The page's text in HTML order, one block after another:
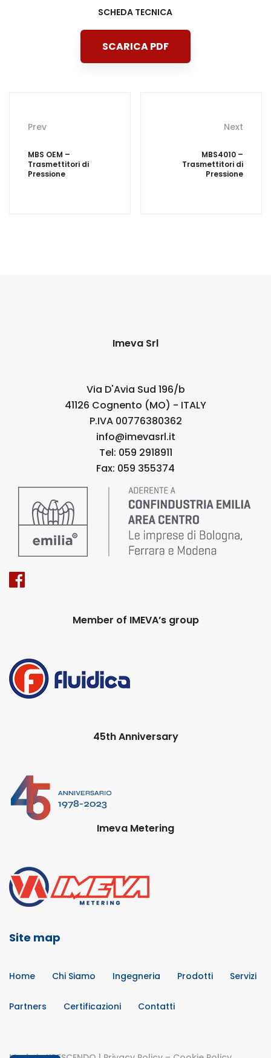
SCHEDA TECNICA
SCARICA PDF
navigation
Prev
MBS OEM –
Trasmettitori di
Pressione
Next
MBS4010 –
Trasmettitori di
Pressione
Imeva Srl
Via D'Avia Sud 196/b
41126 Cognento (MO) - ITALY
P.IVA 00776380362
info@imevasrl.it
Tel: 059 2918911
Fax: 059 355374
Member of IMEVA’s group
45th Anniversary
Imeva Metering
Site map
Home Chi Siamo Ingegneria Prodotti Servizi
Partners Certificazioni Contatti